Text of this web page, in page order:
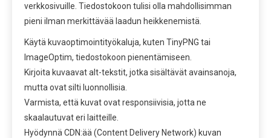
verkkosivuille. Tiedostokoon tulisi olla mahdollisimman
pieni ilman merkittävää laadun heikkenemistä.
Käytä kuvaoptimointityökaluja, kuten TinyPNG tai
ImageOptim, tiedostokoon pienentämiseen.
Kirjoita kuvaavat alt-tekstit, jotka sisältävät avainsanoja,
mutta ovat silti luonnollisia.
Varmista, että kuvat ovat responsiivisia, jotta ne
skaalautuvat eri laitteille.
Hyödynnä CDN:ää (Content Delivery Network) kuvan